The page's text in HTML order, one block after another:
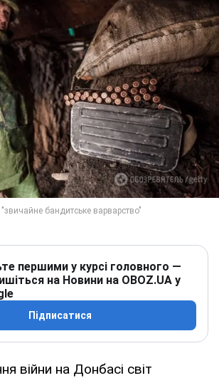
першими у курсі головного —
на Новини на OBOZ.UA у
Підписатися
війни на Донбасі світ